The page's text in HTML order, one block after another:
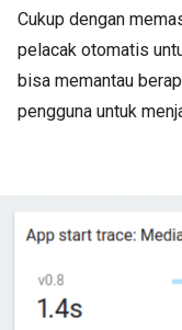
Cukup dengan
pelacak otomatis
bisa memantau
pengguna untuk